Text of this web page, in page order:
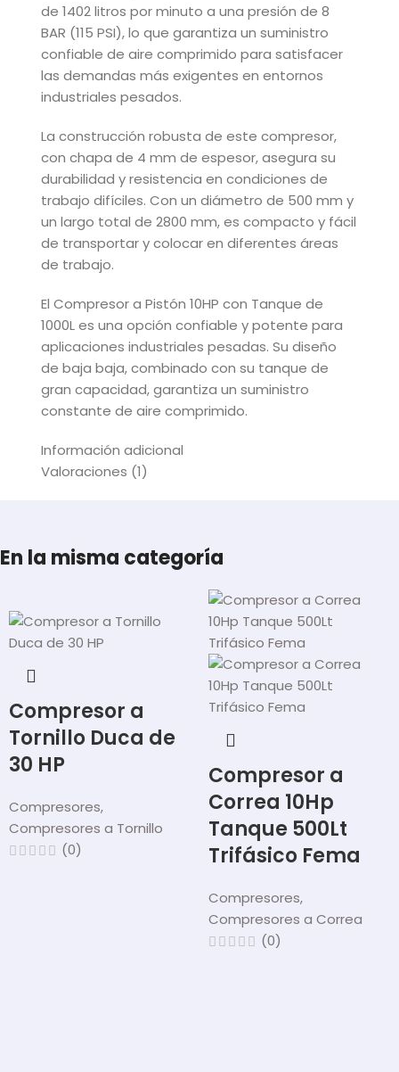
de 1402 litros por minuto a una presión de 8
BAR (115 PSI), lo que garantiza un suministro
confiable de aire comprimido para satisfacer
las demandas más exigentes en entornos
industriales pesados.
La construcción robusta de este compresor,
con chapa de 4 mm de espesor, asegura su
durabilidad y resistencia en condiciones de
trabajo difíciles. Con un diámetro de 500 mm y
un largo total de 2800 mm, es compacto y fácil
de transportar y colocar en diferentes áreas
de trabajo.
El Compresor a Pistón 10HP con Tanque de
1000L es una opción confiable y potente para
aplicaciones industriales pesadas. Su diseño
de baja baja, combinado con su tanque de
gran capacidad, garantiza un suministro
constante de aire comprimido.
Información adicional
Valoraciones (1)
En la misma categoría
Compresor a
Tornillo Duca de
30 HP
Compresores,
Compresores a Tornillo
(0)
Compresor a
Correa 10Hp
Tanque 500Lt
Trifásico Fema
Compresores,
Compresores a Correa
(0)